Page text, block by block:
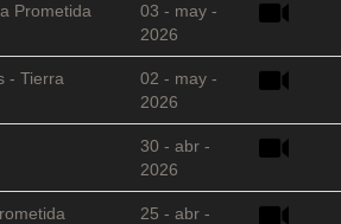
Prometida
03 - may -
2026
- Tierra
02 - may -
2026
30 - abr -
2026
25 - abr -